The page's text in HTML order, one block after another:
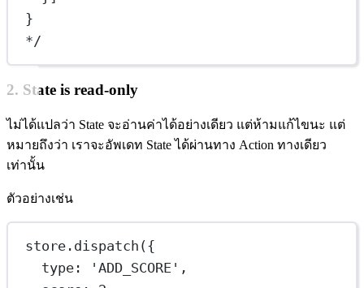
}
*/
2. State is read-only
ไม่ได้แปลว่า State จะอ่านค่าได้อย่างเดียว แต่ห้ามแก้ไขนะ แต่
หมายถึงว่า เราจะอัพเดท State ได้ผ่านทาง Action ทางเดียว
เท่านั้น
ตัวอย่างเช่น
store. dispatch ({
type:
'ADD_SCORE' ,